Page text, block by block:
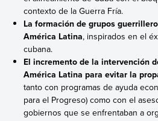
contexto de la Guerra Fría.
La formación de grupos
América Latina, inspirados en el
cubana.
El incremento de la intervención
América Latina para evitar la
tanto con programas de ayuda
para el Progreso) como con el
gobiernos que se enfrentaban a